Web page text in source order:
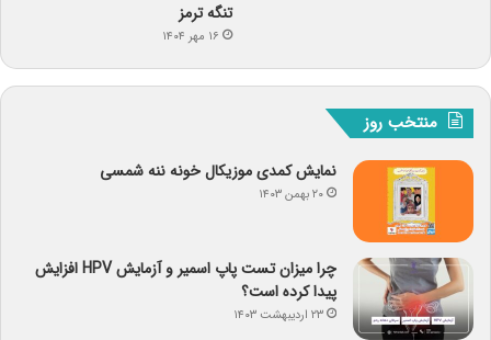
تنگه ترمز
۱۶ مهر ۱۴۰۴
منتخب روز
نمایش کمدی موزیکال خونه ننه شمسی
۲۰ بهمن ۱۴۰۳
چرا میزان تست پاپ اسمیر و آزمایش HPV افزایش
پیدا کرده است؟
۲۳ اردیبهشت ۱۴۰۳